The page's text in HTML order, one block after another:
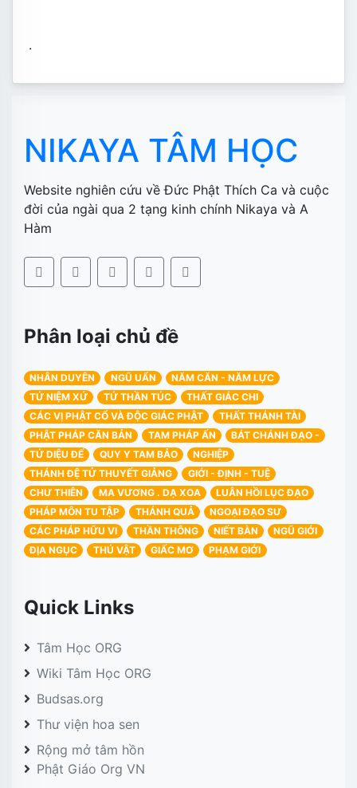
.
NIKAYA TÂM HỌC
Website nghiên cứu về Đức Phật Thích Ca và cuộc
đời của ngài qua 2 tạng kinh chính Nikaya và A
Hàm
Phân loại chủ đề
NHÂN DUYÊN NGŨ UẨN
NĂM CĂN - NĂM LỰC
TỨ NIỆM XỨ
TỨ THẦN TÚC
THẤT GIÁC CHI
CÁC VỊ PHẬT CỔ VÀ ĐỘC GIÁC PHẬT
THẤT THÁNH TÀI
PHẬT PHÁP CĂN BẢN
TAM PHÁP ẤN
BÁT CHÁNH ĐẠO -
TỨ DIỆU ĐẾ
QUY Y TAM BẢO
NGHIỆP
THÁNH ĐỆ TỬ THUYẾT GIẢNG
GIỚI - ĐỊNH - TUỆ
CHƯ THIÊN
MA VƯƠNG . DẠ XOA
LUÂN HỒI LỤC ĐẠO
PHÁP MÔN TU TẬP
THÁNH QUẢ
NGOẠI ĐẠO SƯ
CÁC PHÁP HỮU VI
THẦN THÔNG NIẾT BÀN
NGŨ GIỚI
ĐỊA NGỤC
THÚ VẬT GIẤC MƠ PHẠM GIỚI
Quick Links
Tâm Học ORG
Wiki Tâm Học ORG
Budsas.org
Thư viện hoa sen
Rộng mở tâm hồn
Phật Giáo Org VN